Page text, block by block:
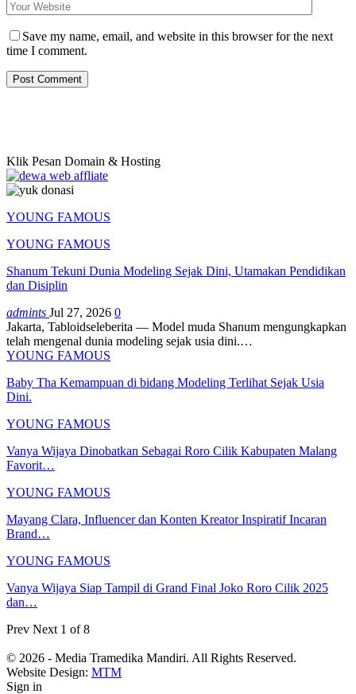
Save my name, email, and website in this browser for the next
time I comment.
Klik Pesan Domain & Hosting
YOUNG FAMOUS
YOUNG FAMOUS
Shanum Tekuni Dunia Modeling Sejak Dini, Utamakan Pendidikan
dan Disiplin
admints Jul 27, 2026 0
Jakarta, Tabloidseleberita — Model muda Shanum mengungkapkan
telah mengenal dunia modeling sejak usia dini.…
YOUNG FAMOUS
Baby Tha Kemampuan di bidang Modeling Terlihat Sejak Usia
Dini.
YOUNG FAMOUS
Vanya Wijaya Dinobatkan Sebagai Roro Cilik Kabupaten Malang
Favorit…
YOUNG FAMOUS
Mayang Clara, Influencer dan Konten Kreator Inspiratif Incaran
Brand…
YOUNG FAMOUS
Vanya Wijaya Siap Tampil di Grand Final Joko Roro Cilik 2025
dan…
Prev Next 1 of 8
© 2026 - Media Tramedika Mandiri. All Rights Reserved.
Website Design: MTM
Sign in